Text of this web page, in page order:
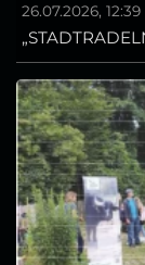
26.07.2026,